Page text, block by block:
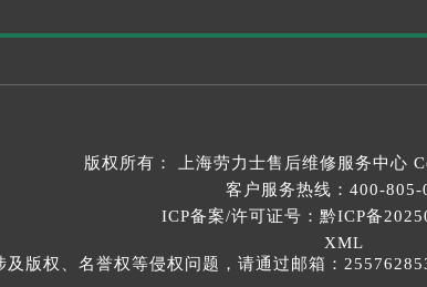
版权所有： 上海劳力士售后维修服务中心
客户服务热线： 400-805-
ICP备案/许可证号：黔ICP备
XML
版权、名誉权等侵权问题，请通过邮箱：